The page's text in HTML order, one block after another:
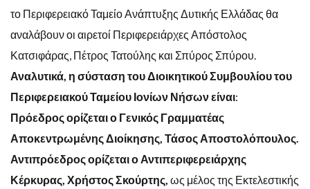
το Περιφερειακό Ταμείο Ανάπτυξης Δυτικής Ελλάδας θα
αναλάβουν οι αιρετοί Περιφερειάρχες Απόστολος
Κατσιφάρας, Πέτρος Τατούλης και Σπύρος Σπύρου.
Αναλυτικά, η σύσταση του Διοικητικού Συμβουλίου του
Περιφερειακού Ταμείου Ιονίων Νήσων είναι:
Πρόεδρος ορίζεται ο Γενικός Γραμματέας
Αποκεντρωμένης Διοίκησης, Τάσος Αποστολόπουλος.
Αντιπρόεδρος ορίζεται ο Αντιπεριφερειάρχης
Κέρκυρας, Χρήστος Σκούρτης, ως μέλος της Εκτελεστικής